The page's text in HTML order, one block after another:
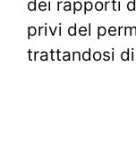
dei rapporti
privi del
trattandosi